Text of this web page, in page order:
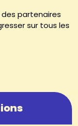
partenaires
sur tous les